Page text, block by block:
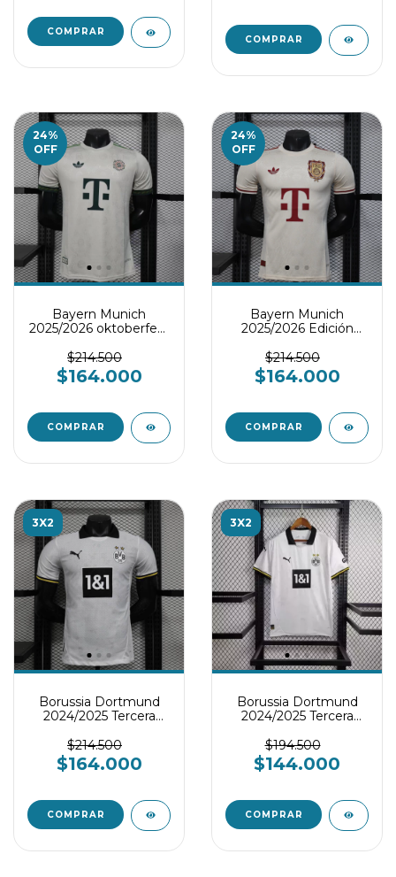
COMPRAR
COMPRAR
24%
OFF
Bayern Munich
2025/2026 oktoberfest
$214.500
$164.000
COMPRAR
24%
OFF
Bayern Munich
2025/2026 Edición
version
$214.500
$164.000
COMPRAR
3X2
Borussia Dortmund
2024/2025 Tercera
version
$214.500
$164.000
COMPRAR
3X2
Borussia Dortmund
2024/2025 Tercera
$194.500
$144.000
COMPRAR